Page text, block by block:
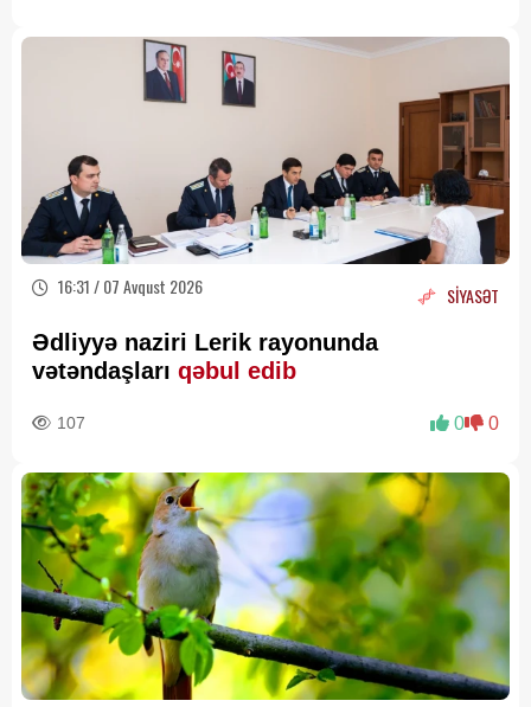
16:31 / 07 Avqust 2026 SİYASƏT
Ədliyyə naziri Lerik rayonunda
vətəndaşları qəbul edib
107 0 0